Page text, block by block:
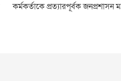
কর্মকর্তাকে প্রত্যারপূর্বক জনপ্রশাসন